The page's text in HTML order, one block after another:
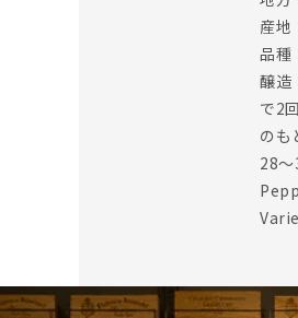
産地
品種
醸造
で2
のも
28